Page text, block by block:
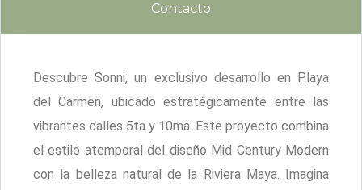
Contacto
Descubre Sonni, un exclusivo desarrollo en Playa
del Carmen, ubicado estratégicamente entre las
vibrantes calles 5ta y 10ma. Este proyecto combina
el estilo atemporal del diseño Mid Century Modern
con la belleza natural de la Riviera Maya. Imagina